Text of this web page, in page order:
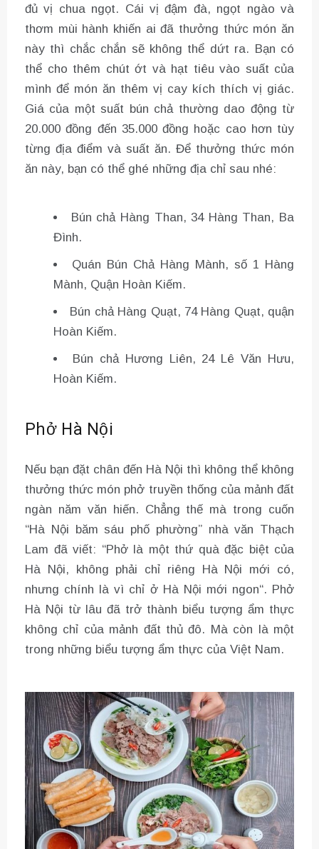
đủ vị chua ngọt. Cái vị đậm đà, ngọt ngào và
thơm mùi hành khiến ai đã thưởng thức món ăn
này thì chắc chắn sẽ không thể dứt ra. Bạn có
thể cho thêm chút ớt và hạt tiêu vào suất của
mình để món ăn thêm vị cay kích thích vị giác.
Giá của một suất bún chả thường dao động từ
20.000 đồng đến 35.000 đồng hoặc cao hơn tùy
từng địa điểm và suất ăn. Để thưởng thức món
ăn này, bạn có thể ghé những địa chỉ sau nhé:
Bún chả Hàng Than, 34 Hàng Than, Ba
Đình.
Quán Bún Chả Hàng Mành, số 1 Hàng
Mành, Quận Hoàn Kiếm.
Bún chả Hàng Quạt, 74 Hàng Quạt, quận
Hoàn Kiếm.
Bún chả Hương Liên, 24 Lê Văn Hưu,
Hoàn Kiếm.
Phở Hà Nội
Nếu bạn đặt chân đến Hà Nội thì không thể không
thưởng thức món phở truyền thống của mảnh đất
ngàn năm văn hiến. Chẳng thế mà trong cuốn
“Hà Nội băm sáu phố phường” nhà văn Thạch
Lam đã viết: “Phở là một thứ quà đặc biệt của
Hà Nội, không phải chỉ riêng Hà Nội mới có,
nhưng chính là vì chỉ ở Hà Nội mới ngon“. Phở
Hà Nội từ lâu đã trở thành biểu tượng ẩm thực
không chỉ của mảnh đất thủ đô. Mà còn là một
trong những biểu tượng ẩm thực của Việt Nam.